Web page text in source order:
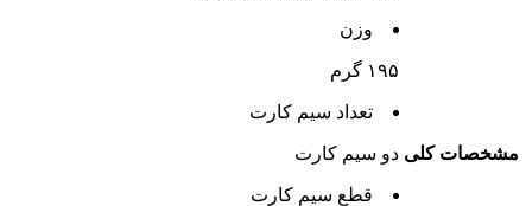
مشخصات کلی
وزن
۱۹۵ گرم
تعداد سيم کارت
دو سيم کارت
قطع سيم کارت